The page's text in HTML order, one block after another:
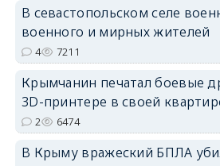
В севастопольском селе
военного и мирных жителей
4 7211
Крымчанин печатал боевые
3D-принтере в своей
2 6474
В Крыму вражеский БПЛА